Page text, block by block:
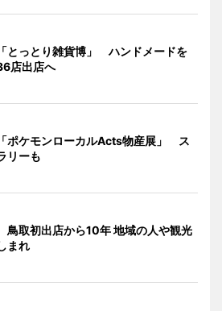
とっとり雑貨博」 ハンドメードを
店出店へ
ポケモンローカルActs物産展」 ス
リーも
鳥取初出店から10年 地域の人や観光
まれ